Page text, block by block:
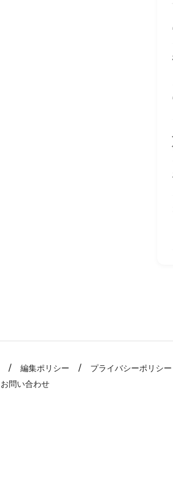
編集ポリシー プライバシーポリシー
お問い合わせ